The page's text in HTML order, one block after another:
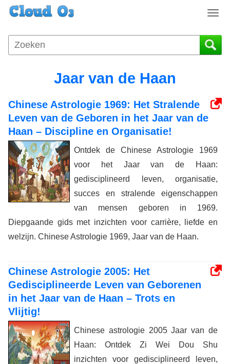
T
g
g
v
t
i
n
Jaar van de Haan
Chinese Astrologie 1969: Het Stralende
Leven van de Geboren in het Jaar van de
Haan – Discipline en Organisatie!
Ontdek de Chinese Astrologie 1969
voor het Jaar van de Haan:
gedisciplineerd leven, organisatie,
succes en stralende eigenschappen
van mensen geboren in 1969.
Diepgaande gids met inzichten voor carrière, liefde en
welzijn. Chinese Astrologie 1969, Jaar van de Haan.
Chinese Astrologie 2005: Het
Gedisciplineerde Leven van Geborenen
in het Jaar van de Haan – Trots en
Vlijtig!
Chinese astrologie 2005 Jaar van de
Haan: Ontdek Zi Wei Dou Shu
inzichten voor gedisciplineerd leven,